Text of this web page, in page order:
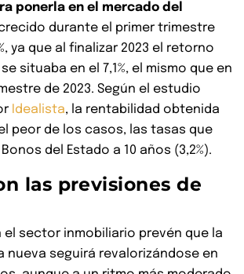
ponerla en el mercado del
durante el primer trimestre
ya que al finalizar 2023 el retorno
situaba en el 7,1%, el mismo que en
de 2023. Según el estudio
Idealista, la rentabilidad obtenida
peor de los casos, las tasas que
del Estado a 10 años (3,2%).
las previsiones de
el sector inmobiliario prevén que la
nueva seguirá revalorizándose en